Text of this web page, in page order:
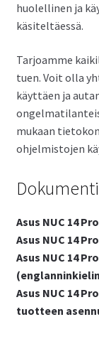
huolellinen ja
käsiteltäessä.
Tarjoamme
tuen. Voit olla
käyttäen ja
mukaan
ohjelmistojen
Asus NUC 14
Asus NUC 14
Asus NUC 14
Asus NUC 14
tuotteen